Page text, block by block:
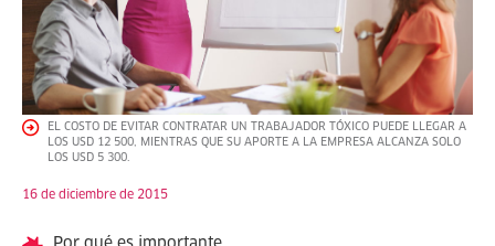
EL COSTO DE EVITAR CONTRATAR UN TRABAJADOR TÓXICO PUEDE LLEGAR A
LOS USD 12 500, MIENTRAS QUE SU APORTE A LA EMPRESA ALCANZA SOLO
LOS USD 5 300.
16 de diciembre de 2015